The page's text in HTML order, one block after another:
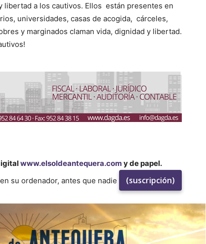
libertad a los cautivos. Ellos están presentes en
universidades, casas de acogida, cárceles,
y marginados claman vida, dignidad y libertad.
www.elsoldeantequera.com y de papel.
su ordenador, antes que nadie
(suscripción)